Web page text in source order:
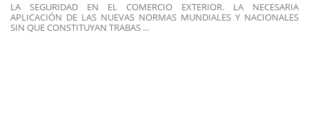
LA SEGURIDAD EN EL COMERCIO EXTERIOR. LA NECESARIA
APLICACIÓN DE LAS NUEVAS NORMAS MUNDIALES Y NACIONALES
SIN QUE CONSTITUYAN TRABAS ...